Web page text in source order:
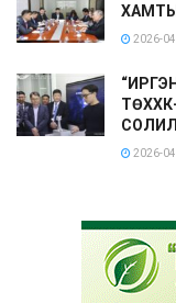
2026-
2026-